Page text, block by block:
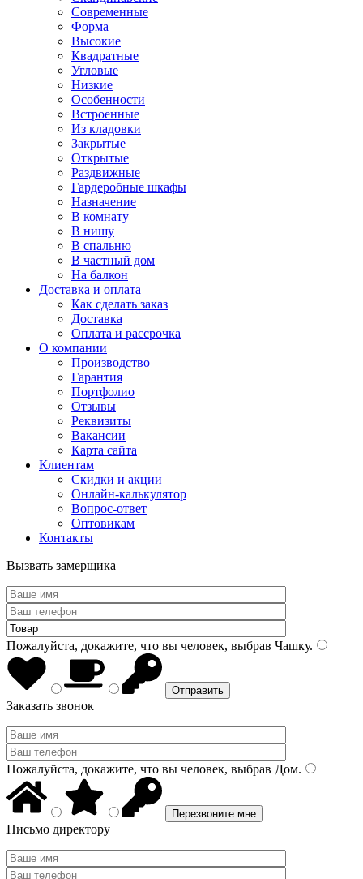
Современные
Форма
Высокие
Квадратные
Угловые
Низкие
Особенности
Встроенные
Из кладовки
Закрытые
Открытые
Раздвижные
Гардеробные шкафы
Назначение
В комнату
В нишу
В спальню
В частный дом
На балкон
Доставка и оплата
Как сделать заказ
Доставка
Оплата и рассрочка
О компании
Производство
Гарантия
Портфолио
Отзывы
Реквизиты
Вакансии
Карта сайта
Клиентам
Скидки и акции
Онлайн-калькулятор
Вопрос-ответ
Оптовикам
Контакты
Вызвать замерщика
Пожалуйста, докажите, что вы человек, выбрав Чашку.
Заказать звонок
Пожалуйста, докажите, что вы человек, выбрав Дом.
Письмо директору